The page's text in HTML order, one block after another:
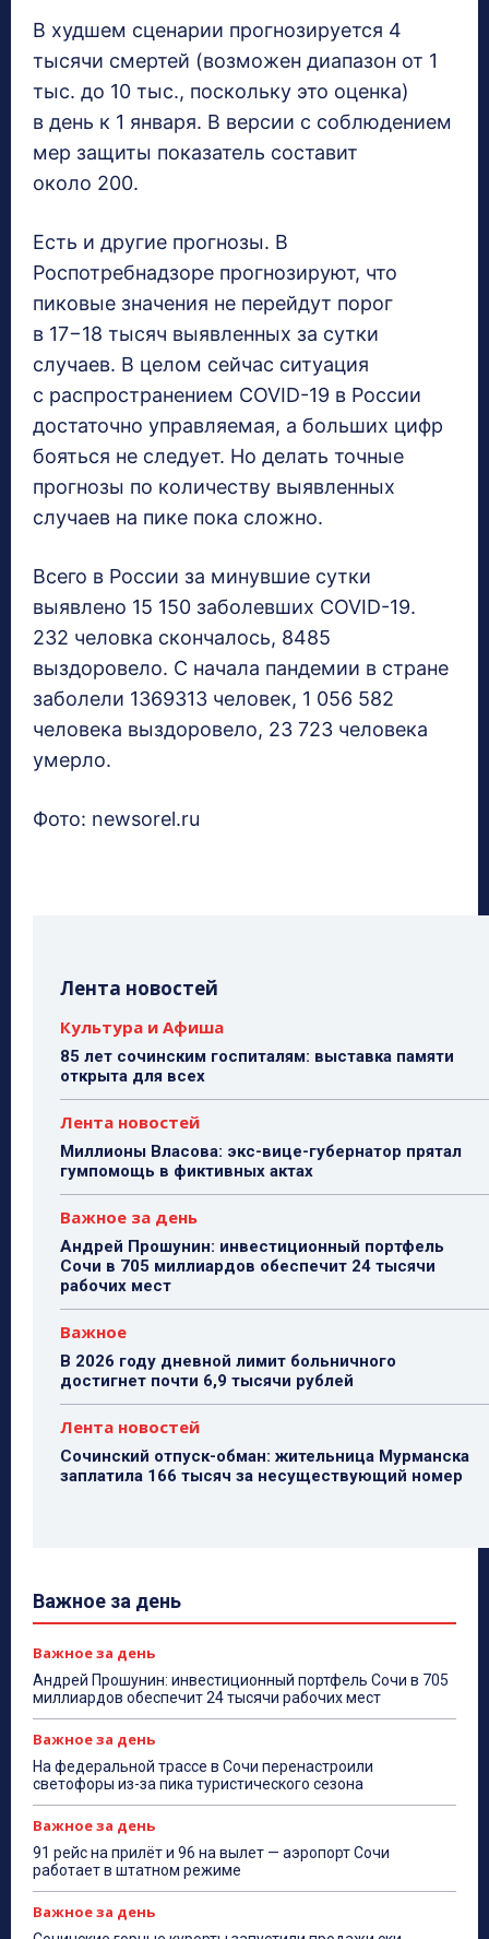
В худшем сценарии прогнозируется 4
тысячи смертей (возможен диапазон от 1
тыс. до 10 тыс., поскольку это оценка)
в день к 1 января. В версии с соблюдением
мер защиты показатель составит
около 200.
Есть и другие прогнозы. В
Роспотребнадзоре прогнозируют, что
пиковые значения не перейдут порог
в 17−18 тысяч выявленных за сутки
случаев. В целом сейчас ситуация
с распространением COVID-19 в России
достаточно управляемая, а больших цифр
бояться не следует. Но делать точные
прогнозы по количеству выявленных
случаев на пике пока сложно.
Всего в России за минувшие сутки
выявлено 15 150 заболевших COVID-19.
232 человка скончалось, 8485
выздоровело. С начала пандемии в стране
заболели 1369313 человек, 1 056 582
человека выздоровело, 23 723 человека
умерло.
Фото: newsorel.ru
Лента новостей
Культура и Афиша
85 лет сочинским госпиталям: выставка памяти
открыта для всех
Лента новостей
Миллионы Власова: экс-вице-губернатор прятал
гумпомощь в фиктивных актах
Важное за день
Андрей Прошунин: инвестиционный портфель
Сочи в 705 миллиардов обеспечит 24 тысячи
рабочих мест
Важное
В 2026 году дневной лимит больничного
достигнет почти 6,9 тысячи рублей
Лента новостей
Сочинский отпуск-обман: жительница Мурманска
заплатила 166 тысяч за несуществующий номер
Важное за день
Важное за день
Андрей Прошунин: инвестиционный портфель Сочи в 705
миллиардов обеспечит 24 тысячи рабочих мест
Важное за день
На федеральной трассе в Сочи перенастроили
светофоры из-за пика туристического сезона
Важное за день
91 рейс на прилёт и 96 на вылет — аэропорт Сочи
работает в штатном режиме
Важное за день